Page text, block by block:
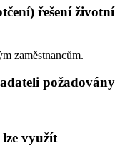
řešení životní
zaměstnancům.
požadovány
využít